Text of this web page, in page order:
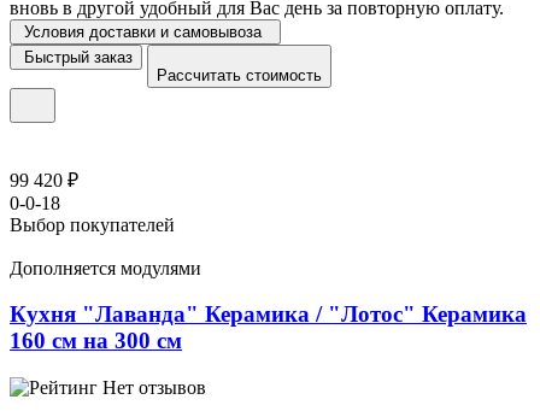
вновь в другой удобный для Вас день за повторную оплату.
Условия доставки и самовывоза
Быстрый заказ
Рассчитать стоимость
99 420 ₽
0-0-18
Выбор покупателей
Дополняется модулями
Кухня "Лаванда" Керамика / "Лотос" Керамика
160 см на 300 см
Нет отзывов